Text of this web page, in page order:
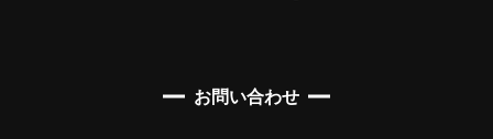
お問い合わせ